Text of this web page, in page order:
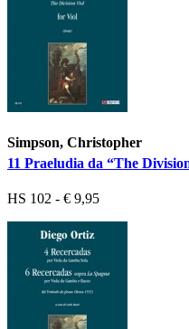
Simpson, Christopher
11 Praeludia da “The
HS 102 - € 9,95